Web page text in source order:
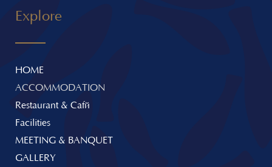
Explore
HOME
ACCOMMODATION
Restaurant & Café
Facilities
MEETING & BANQUET
GALLERY